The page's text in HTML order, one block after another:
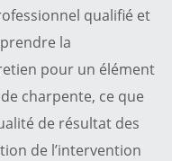
qualifié et
la
pour un élément
charpente, ce que
de résultat des
de l’intervention